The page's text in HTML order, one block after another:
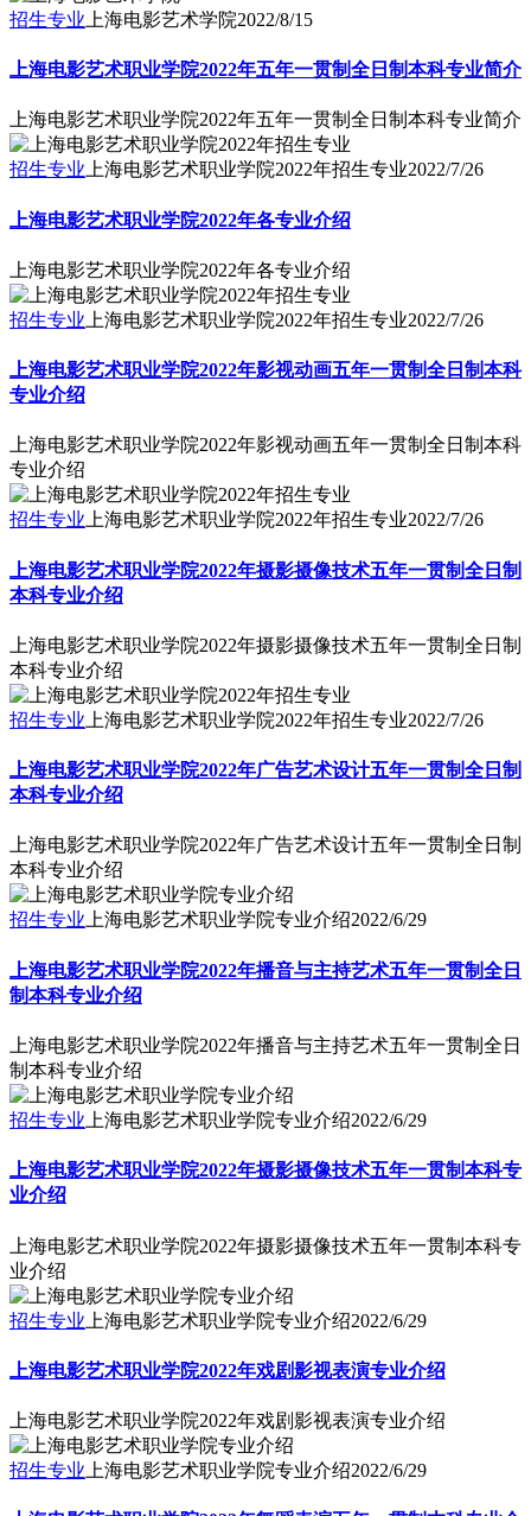
招生专业 上海电影艺术学院2022/8/15
上海电影艺术职业学院2022年五年一贯制全日制本科专业简介
上海电影艺术职业学院2022年五年一贯制全日制本科专业简介
招生专业 上海电影艺术职业学院2022年招生专业2022/7/26
上海电影艺术职业学院2022年各专业介绍
上海电影艺术职业学院2022年各专业介绍
招生专业 上海电影艺术职业学院2022年招生专业2022/7/26
上海电影艺术职业学院2022年影视动画五年一贯制全日制本科
专业介绍
上海电影艺术职业学院2022年影视动画五年一贯制全日制本科
专业介绍
招生专业 上海电影艺术职业学院2022年招生专业2022/7/26
上海电影艺术职业学院2022年摄影摄像技术五年一贯制全日制
本科专业介绍
上海电影艺术职业学院2022年摄影摄像技术五年一贯制全日制
本科专业介绍
招生专业 上海电影艺术职业学院2022年招生专业2022/7/26
上海电影艺术职业学院2022年广告艺术设计五年一贯制全日制
本科专业介绍
上海电影艺术职业学院2022年广告艺术设计五年一贯制全日制
本科专业介绍
招生专业 上海电影艺术职业学院专业介绍2022/6/29
上海电影艺术职业学院2022年播音与主持艺术五年一贯制全日
制本科专业介绍
上海电影艺术职业学院2022年播音与主持艺术五年一贯制全日
制本科专业介绍
招生专业 上海电影艺术职业学院专业介绍2022/6/29
上海电影艺术职业学院2022年摄影摄像技术五年一贯制本科专
业介绍
上海电影艺术职业学院2022年摄影摄像技术五年一贯制本科专
业介绍
招生专业 上海电影艺术职业学院专业介绍2022/6/29
上海电影艺术职业学院2022年戏剧影视表演专业介绍
上海电影艺术职业学院2022年戏剧影视表演专业介绍
招生专业 上海电影艺术职业学院专业介绍2022/6/29